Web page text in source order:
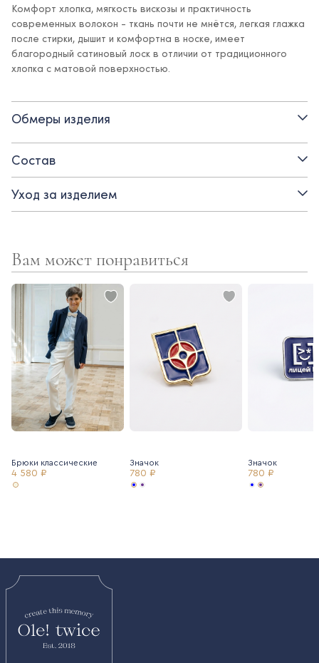
Комфорт хлопка, мягкость вискозы и практичность
современных волокон - ткань почти не мнётся, легкая глажка
после стирки, дышит и комфортна в носке, имеет
благородный сатиновый лоск в отличии от традиционного
хлопка с матовой поверхностью.
Классическая рубашка - основа гардероба юного
джентльмена.
Детали:
- застежка на пуговицы
Обмеры изделия
Состав
Уход за изделием
Вам может понравиться
Брюки классические
4 580 ₽
Значок
780 ₽
Значок
780 ₽